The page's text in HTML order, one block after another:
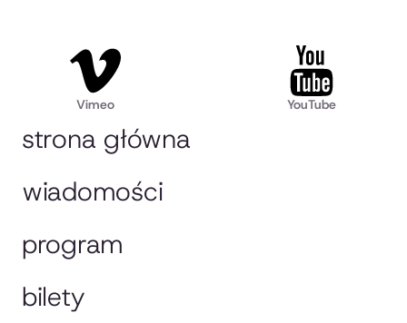
strona główna
wiadomości
program
bilety
Vimeo YouTube